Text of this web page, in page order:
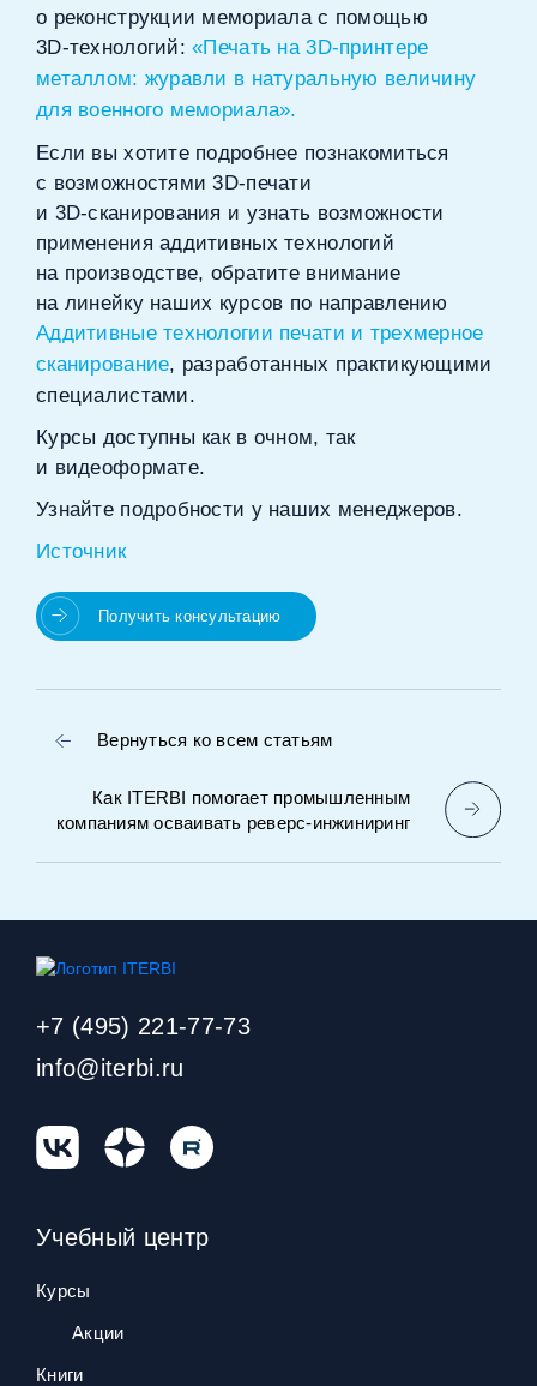
о реконструкции мемориала с помощью
3D‑технологий:«Печать на 3D‑принтере
металлом: журавли в натуральную величину
для военного мемориала».
Если вы хотите подробнее познакомиться
с возможностями 3D‑печати
и 3D‑сканирования и узнать возможности
применения аддитивных технологий
на производстве, обратите внимание
на линейку наших курсов по направлению
Аддитивные технологии печати и трехмерное
сканирование, разработанных практикующими
специалистами.
Курсы доступны как в очном, так
и видеоформате.
Узнайте подробности у наших менеджеров.
Источник
Получить консультацию
Вернуться ко всем статьям
Как ITERBI помогает промышленным
компаниям осваивать реверс‑инжиниринг
+7 (495) 221-77-73
info@iterbi.ru
Учебный центр
Курсы
Акции
Книги